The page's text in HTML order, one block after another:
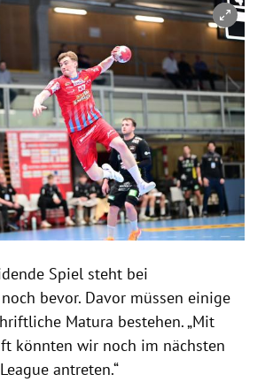
öffnen/schließen
Spiel steht bei
bevor. Davor müssen einige
Matura bestehen. „Mit
könnten wir noch im nächsten
antreten.“